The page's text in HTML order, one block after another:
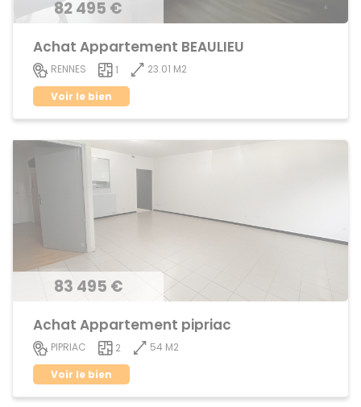
82 495 €
Achat Appartement BEAULIEU
RENNES 1
23.01 M2
Voir le bien
83 495 €
Achat Appartement pipriac
PIPRIAC 2
54 M2
Voir le bien